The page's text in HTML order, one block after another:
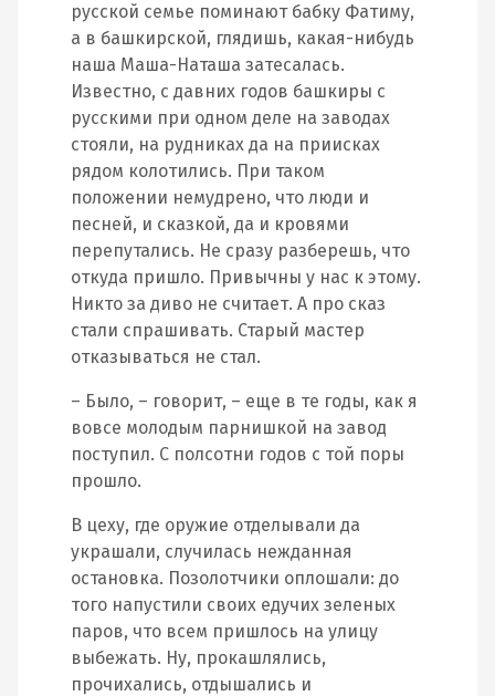
русской семье поминают бабку Фатиму,
а в башкирской, глядишь, какая-нибудь
наша Маша-Наташа затесалась.
Известно, с давних годов башкиры с
русскими при одном деле на заводах
стояли, на рудниках да на приисках
рядом колотились. При таком
положении немудрено, что люди и
песней, и сказкой, да и кровями
перепутались. Не сразу разберешь, что
откуда пришло. Привычны у нас к этому.
Никто за диво не считает. А про сказ
стали спрашивать. Старый мастер
отказываться не стал.
– Было, – говорит, – еще в те годы, как я
вовсе молодым парнишкой на завод
поступил. С полсотни годов с той поры
прошло.
В цеху, где оружие отделывали да
украшали, случилась нежданная
остановка. Позолотчики оплошали: до
того напустили своих едучих зеленых
паров, что всем пришлось на улицу
выбежать. Ну, прокашлялись,
прочихались, отдышались и